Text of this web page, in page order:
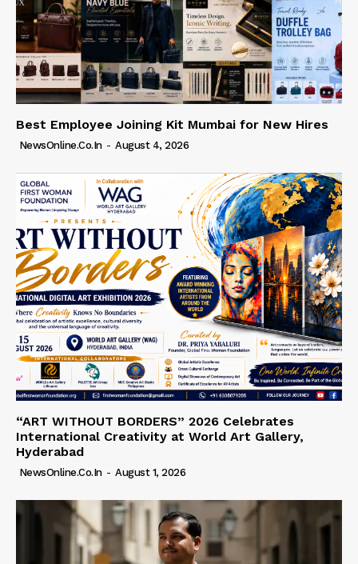
Best Employee Joining Kit Mumbai for New Hires
NewsOnline.co.in - August 4, 2026
“ART WITHOUT BORDERS” 2026 Celebrates
International Creativity at World Art Gallery,
Hyderabad
NewsOnline.co.in - August 1, 2026